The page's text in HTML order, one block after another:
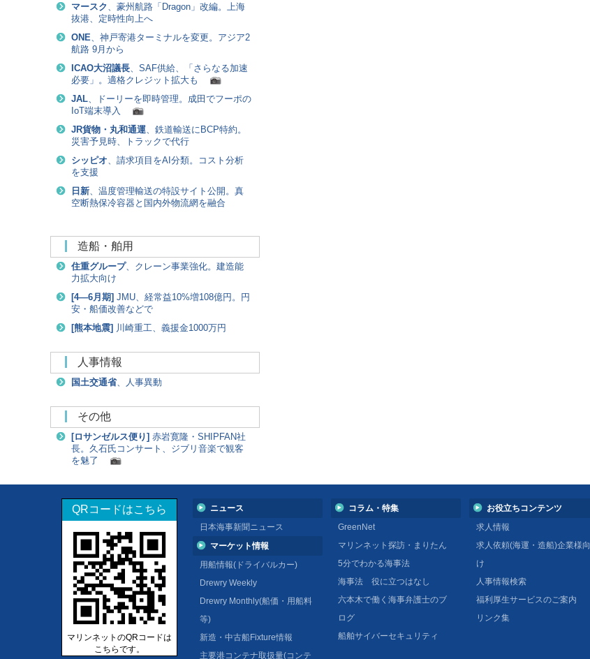
マースク 、豪州航路「Dragon」改編。上海
抜港、定時性向上へ
ONE、神戸寄港ターミナルを変更。アジア2
航路 9月から
ICAO大沼議長、SAF供給、「さらなる加速
必要」。適格クレジット拡大も
JAL、ドーリーを即時管理。成田でフーポの
IoT端末導入
JR貨物・丸和通運、鉄道輸送にBCP特約。
災害予見時、トラックで代行
シッピオ、請求項目をAI分類。コスト分析
を支援
日新、温度管理輸送の特設サイト公開。真
空断熱保冷容器と国内外物流網を融合
造船・舶用
住重グループ、クレーン事業強化。建造能
力拡大向け
[4―6月期] JMU、経常益10%増108億円。円
安・船価改善などで
[熊本地震] 川崎重工、義援金1000万円
人事情報
国土交通省、人事異動
その他
[ロサンゼルス便り] 赤岩寛隆・SHIPFAN社
長。久石氏コンサート、ジブリ音楽で観客
を魅了
QRコードはこちら
マリンネットのQRコードは
こちらです。
ニュース
日本海事新聞ニュース
マーケット情報
用船情報(ドライバルカー)
Drewry Weekly
Drewry Monthly(船価・用船料
等)
新造・中古船Fixture情報
主要港コンテナ取扱量(コンテ
コラム・特集
GreenNet
マリンネット探訪・まりたん
5分でわかる海事法
海事法 役に立つはなし
六本木で働く海事弁護士のブ
ログ
船舶サイバーセキュリティ
お役立ちコンテンツ
求人情報
求人依頼(海運・造船)企業様向
け
人事情報検索
福利厚生サービスのご案内
リンク集